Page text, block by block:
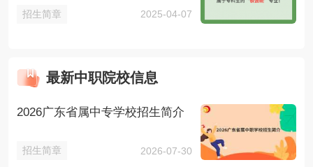
招生简章 2025-04-07
最新中职院校信息
2026广东省属中专学校招生简介
招生简章 2026-07-30